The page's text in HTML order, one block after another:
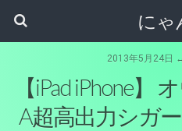
にゃ
2013年5月24日
【iPad iPhone】
A超高出力シガ